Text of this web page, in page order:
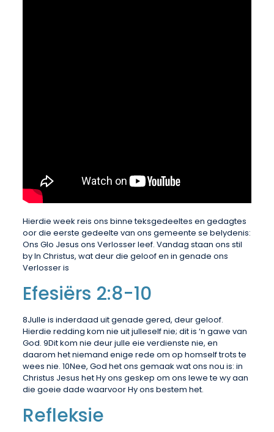
Hierdie week reis ons binne teksgedeeltes en gedagtes
oor die eerste gedeelte van ons gemeente se belydenis:
Ons Glo Jesus ons Verlosser leef. Vandag staan ons stil
by In Christus, wat deur die geloof en in genade ons
Verlosser is
Efesiërs 2:8-10
8Julle is inderdaad uit genade gered, deur geloof.
Hierdie redding kom nie uit julleself nie; dit is ‘n gawe van
God. 9Dit kom nie deur julle eie verdienste nie, en
daarom het niemand enige rede om op homself trots te
wees nie. 10Nee, God het ons gemaak wat ons nou is: in
Christus Jesus het Hy ons geskep om ons lewe te wy aan
die goeie dade waarvoor Hy ons bestem het.
Refleksie